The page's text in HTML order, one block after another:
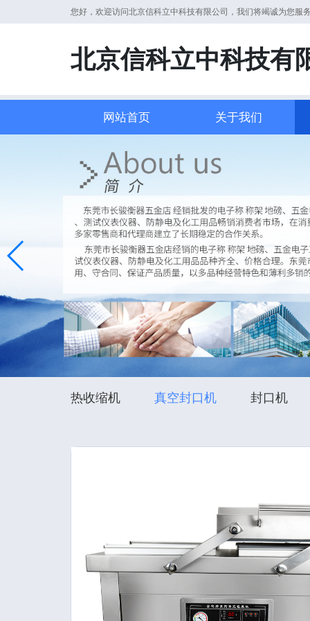
您好，欢迎访问北京信科立中科技有限公司，我们将竭诚为您服
北京信科立中科技有
网站首页 关于我们
热收缩机 真空封口机 封口机